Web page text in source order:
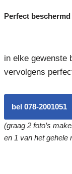
Perfect
in elke gewenste
vervolgens
bel 078-2001051
(graag 2 foto’s
en 1 van het gehele